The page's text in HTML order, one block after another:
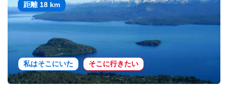
距離 18 km
私はそこにいた そこに行きたい